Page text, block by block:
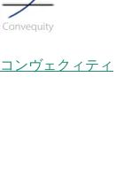
コンヴェクィティ